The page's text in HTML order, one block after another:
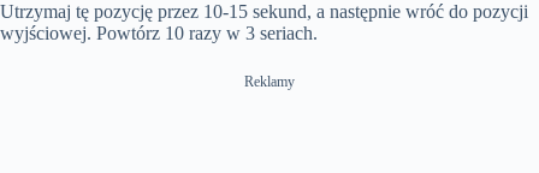
Utrzymaj tę pozycję przez 10-15 sekund, a następnie wróć do pozycji
wyjściowej. Powtórz 10 razy w 3 seriach.
Reklamy